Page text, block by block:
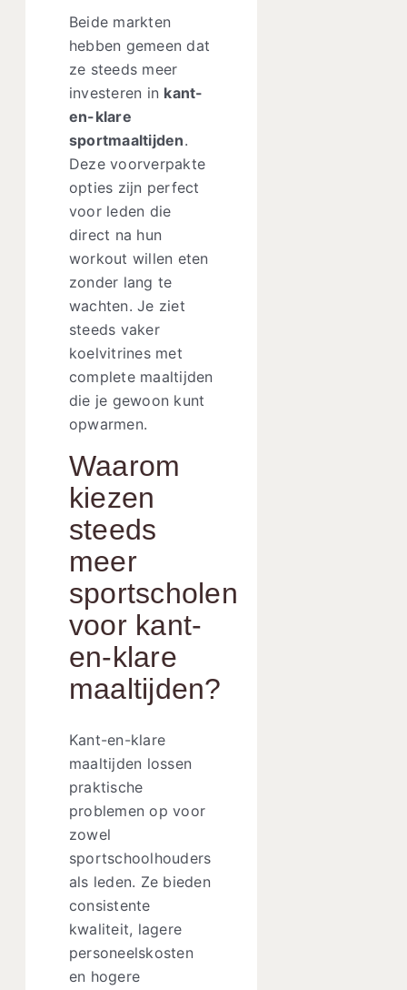
Beide markten
hebben gemeen dat
ze steeds meer
investeren in kant-
en-klare
sportmaaltijden.
Deze voorverpakte
opties zijn perfect
voor leden die
direct na hun
workout willen eten
zonder lang te
wachten. Je ziet
steeds vaker
koelvitrines met
complete maaltijden
die je gewoon kunt
opwarmen.
Waarom
kiezen
steeds
meer
sportscholen
voor kant-
en-klare
maaltijden?
Kant-en-klare
maaltijden lossen
praktische
problemen op voor
zowel
sportschoolhouders
als leden. Ze bieden
consistente
kwaliteit, lagere
personeelskosten
en hogere